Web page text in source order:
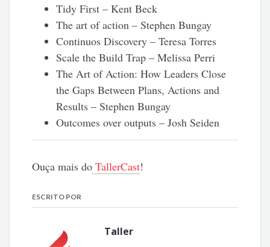
Tidy First – Kent Beck
The art of action – Stephen Bungay
Continuos Discovery – Teresa Torres
Scale the Build Trap – Melissa Perri
The Art of Action: How Leaders Close
the Gaps Between Plans, Actions and
Results – Stephen Bungay
Outcomes over outputs – Josh Seiden
Ouça mais do TallerCast!
ESCRITO POR
Taller